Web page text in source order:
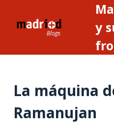
y
La máquina
Ramanujan